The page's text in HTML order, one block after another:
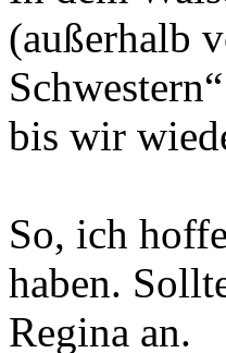
(außerhalb
bis wir
So, ich
haben.
Regina an.